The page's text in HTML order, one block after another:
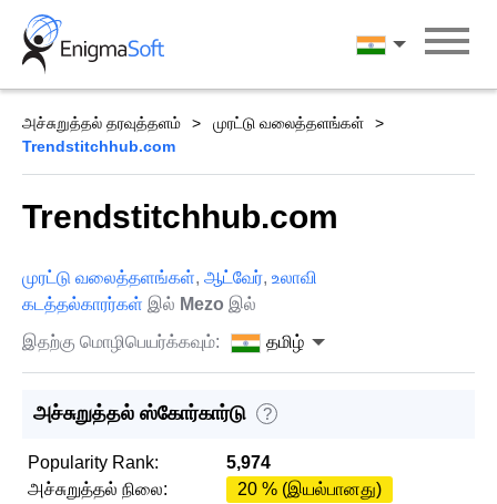
Skip
content
தமிழ்
அச்சுறுத்தல் தரவுத்தளம்
முரட்டு வலைத்தளங்கள்
Trendstitchhub.com
Trendstitchhub.com
முரட்டு வலைத்தளங்கள், ஆட்வேர், உலாவி
கடத்தல்காரர்கள் இல் Mezo இல்
இதற்கு மொழிபெயர்க்கவும்:
தமிழ்
அச்சுறுத்தல் ஸ்கோர்கார்டு ?
Popularity Rank:
5,974
அச்சுறுத்தல் நிலை:
20 % (இயல்பானது)